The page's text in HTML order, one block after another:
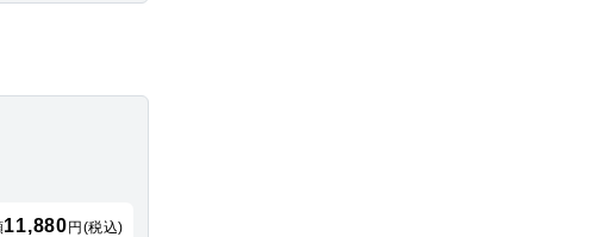
11,880 円(税込)